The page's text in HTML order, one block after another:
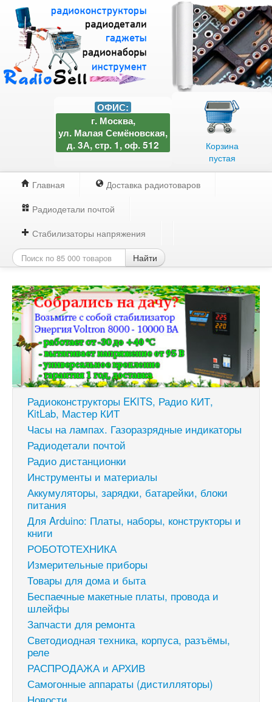
Корзина
пустая
ОФИС:
г. Москва,
ул. Малая Семёновская,
д. 3А, стр. 1, оф. 512
Главная
Доставка радиотоваров
Радиодетали почтой
Стабилизаторы напряжения
Найти
Радиоконструкторы EKITS, Радио КИТ,
KitLab, Мастер КИТ
Часы на лампах. Газоразрядные индикаторы
Радиодетали почтой
Радио дистанционки
Инструменты и материалы
Аккумуляторы, зарядки, батарейки, блоки
питания
Для Arduino: Платы, наборы, конструкторы и
книги
РОБОТОТЕХНИКА
Измерительные приборы
Товары для дома и быта
Беспаечные макетные платы, провода и
шлейфы
Запчасти для ремонта
Светодиодная техника, корпуса, разъёмы,
реле
РАСПРОДАЖА и АРХИВ
Самогонные аппараты (дистилляторы)